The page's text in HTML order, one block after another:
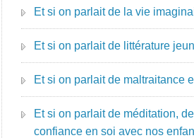
Et si on parlait de la vie
Et si on parlait de littérature
Et si on parlait de maltraitance
Et si on parlait de méditation,
confiance en soi avec nos